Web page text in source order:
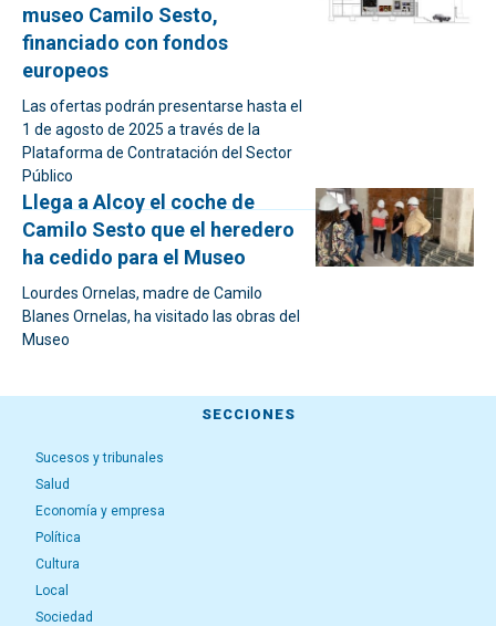
museo Camilo Sesto,
financiado con fondos
europeos
Las ofertas podrán presentarse hasta el
1 de agosto de 2025 a través de la
Plataforma de Contratación del Sector
Público
Llega a Alcoy el coche de
Camilo Sesto que el heredero
ha cedido para el Museo
Lourdes Ornelas, madre de Camilo
Blanes Ornelas, ha visitado las obras del
Museo
SECCIONES
Sucesos y tribunales
Salud
Economía y empresa
Política
Cultura
Local
Sociedad